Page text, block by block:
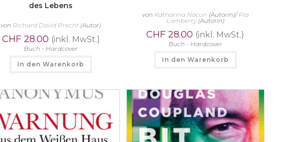
des Lebens
von Richard David Precht (Autor)
CHF28.00 (inkl. MwSt.)
Buch - Hardcover
In den Warenkorb
von Katharina Nocun (Autorin)/Pia
Lamberty(Autorin)
CHF 28.00 (inkl. MwSt.)
Buch - Hardcover
In den Warenkorb